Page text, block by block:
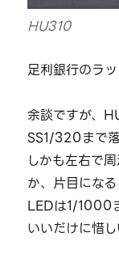
HU310
足利銀行のラッ
余談ですが、
SS1/320まで落
しかも左右で
か、片目にな
LEDは1/1000
いいだけに惜し